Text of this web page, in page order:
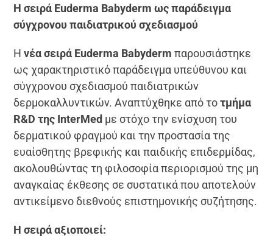
Η σειρά Euderma Babyderm ως παράδειγμα
σύγχρονου παιδιατρικού σχεδιασμού
Η νέα σειρά Euderma Babyderm παρουσιάστηκε
ως χαρακτηριστικό παράδειγμα υπεύθυνου και
σύγχρονου σχεδιασμού παιδιατρικών
δερμοκαλλυντικών. Αναπτύχθηκε από τοτμήμα
R&D της InterMed με στόχο την ενίσχυση του
δερματικού φραγμού και την προστασία της
ευαίσθητης βρεφικής και παιδικής επιδερμίδας,
ακολουθώντας τη φιλοσοφία περιορισμού της μη
αναγκαίας έκθεσης σε συστατικά που αποτελούν
αντικείμενο διεθνούς επιστημονικής συζήτησης.
Η σειρά αξιοποιεί: